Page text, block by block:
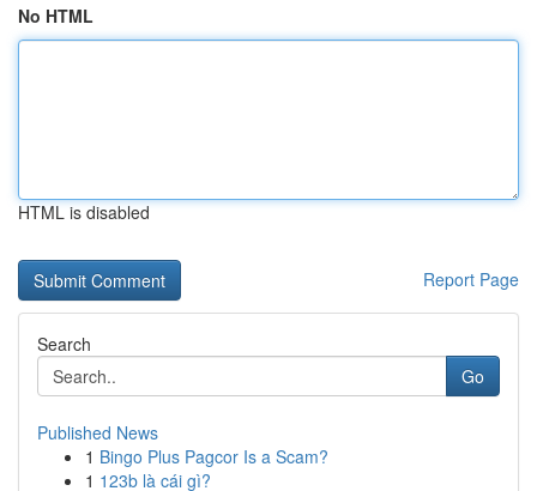
No HTML
HTML is disabled
Report Page
Search
Go
Published News
1 Bingo Plus Pagcor Is a Scam?
1 123b là cái gì?